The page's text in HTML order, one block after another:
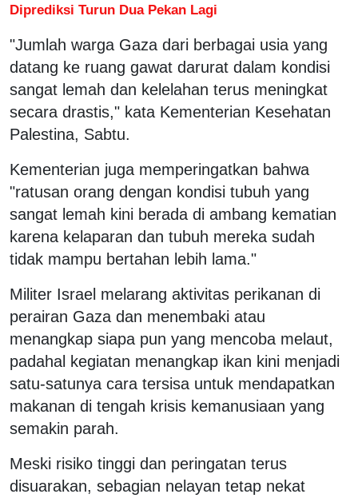
Diprediksi Turun Dua Pekan Lagi
"Jumlah warga Gaza dari berbagai usia yang
datang ke ruang gawat darurat dalam kondisi
sangat lemah dan kelelahan terus meningkat
secara drastis," kata Kementerian Kesehatan
Palestina, Sabtu.
Kementerian juga memperingatkan bahwa
"ratusan orang dengan kondisi tubuh yang
sangat lemah kini berada di ambang kematian
karena kelaparan dan tubuh mereka sudah
tidak mampu bertahan lebih lama."
Militer Israel melarang aktivitas perikanan di
perairan Gaza dan menembaki atau
menangkap siapa pun yang mencoba melaut,
padahal kegiatan menangkap ikan kini menjadi
satu-satunya cara tersisa untuk mendapatkan
makanan di tengah krisis kemanusiaan yang
semakin parah.
Meski risiko tinggi dan peringatan terus
disuarakan, sebagian nelayan tetap nekat